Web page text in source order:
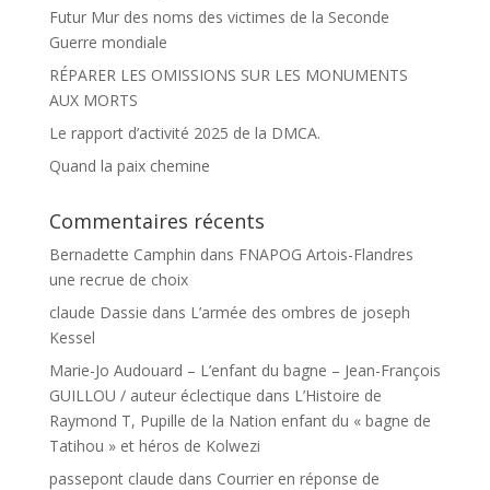
Futur Mur des noms des victimes de la Seconde
Guerre mondiale
RÉPARER LES OMISSIONS SUR LES MONUMENTS
AUX MORTS
Le rapport d’activité 2025 de la DMCA.
Quand la paix chemine
Commentaires récents
Bernadette Camphin dans FNAPOG Artois-Flandres
une recrue de choix
claude Dassie dans L’armée des ombres de joseph
Kessel
Marie-Jo Audouard – L’enfant du bagne – Jean-François
GUILLOU / auteur éclectique dans L’Histoire de
Raymond T, Pupille de la Nation enfant du « bagne de
Tatihou » et héros de Kolwezi
passepont claude dans Courrier en réponse de